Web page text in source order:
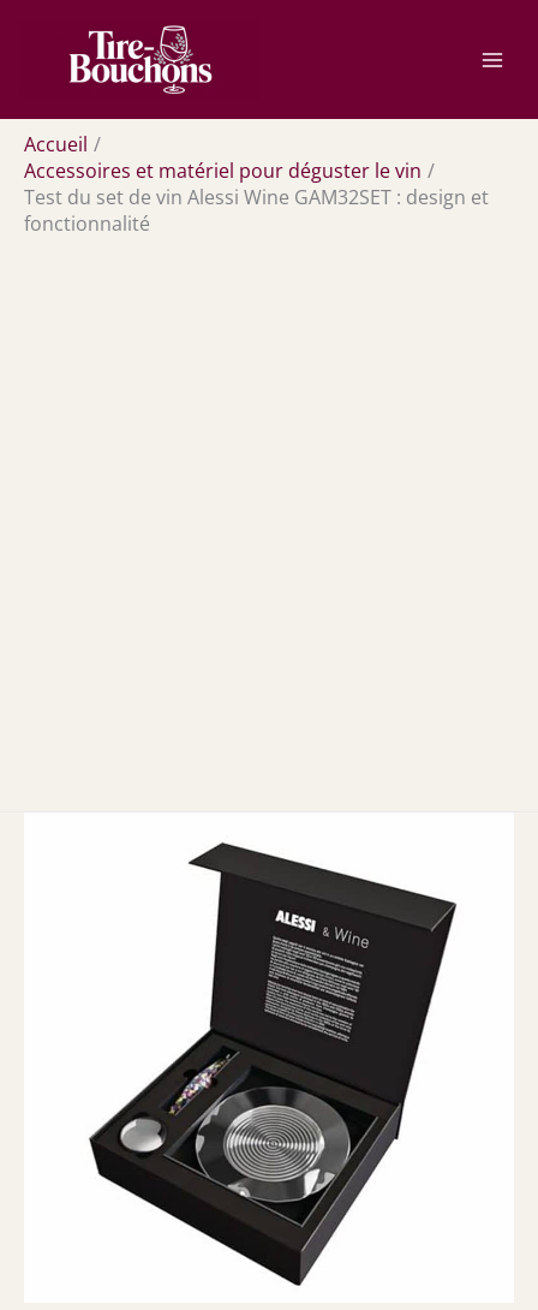
contenu
Accueil
Accessoires et matériel pour déguster le vin
Test du set de vin Alessi Wine GAM32SET : design et
fonctionnalité